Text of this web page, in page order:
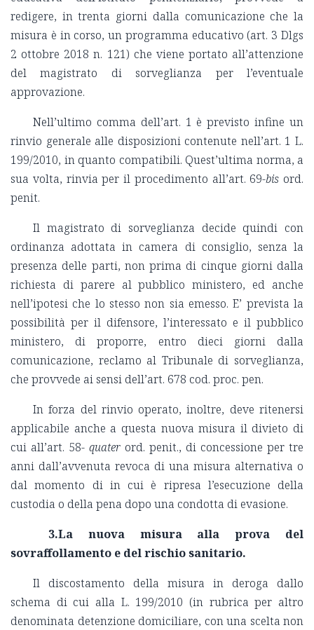
redigere, in trenta giorni dalla comunicazione che la
misura è in corso, un programma educativo (art. 3 Dlgs
2 ottobre 2018 n. 121) che viene portato all’attenzione
del magistrato di sorveglianza per l’eventuale
approvazione.
Nell’ultimo comma dell’art. 1 è previsto infine un
rinvio generale alle disposizioni contenute nell’art. 1 L.
199/2010, in quanto compatibili. Quest’ultima norma, a
sua volta, rinvia per il procedimento all’art. 69-bis ord.
penit.
Il magistrato di sorveglianza decide quindi con
ordinanza adottata in camera di consiglio, senza la
presenza delle parti, non prima di cinque giorni dalla
richiesta di parere al pubblico ministero, ed anche
nell’ipotesi che lo stesso non sia emesso. E’ prevista la
possibilità per il difensore, l’interessato e il pubblico
ministero, di proporre, entro dieci giorni dalla
comunicazione, reclamo al Tribunale di sorveglianza,
che provvede ai sensi dell’art. 678 cod. proc. pen.
In forza del rinvio operato, inoltre, deve ritenersi
applicabile anche a questa nuova misura il divieto di
cui all’art. 58- quater ord. penit., di concessione per tre
anni dall’avvenuta revoca di una misura alternativa o
dal momento di in cui è ripresa l’esecuzione della
custodia o della pena dopo una condotta di evasione.
3.La nuova misura alla prova del
sovraffollamento e del rischio sanitario.
Il discostamento della misura in deroga dallo
schema di cui alla L. 199/2010 (in rubrica per altro
denominata detenzione domiciliare, con una scelta non